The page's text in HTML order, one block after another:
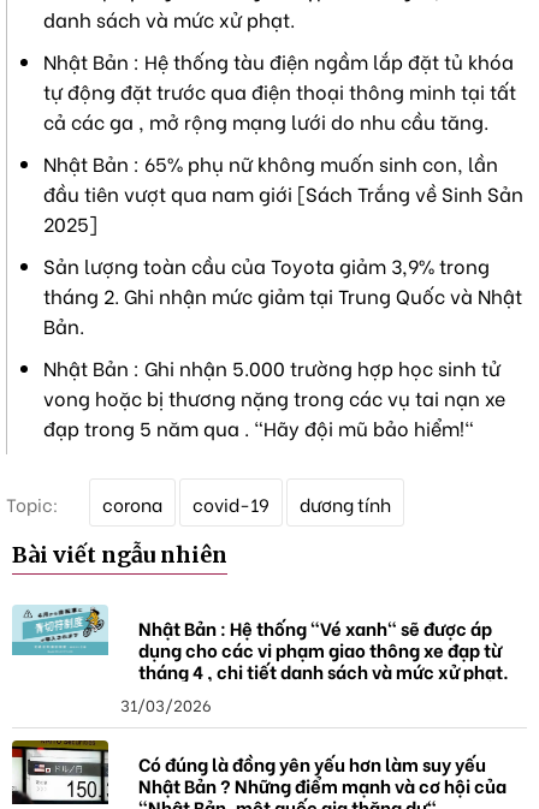
danh sách và mức xử phạt.
Nhật Bản : Hệ thống tàu điện ngầm lắp đặt tủ khóa
tự động đặt trước qua điện thoại thông minh tại tất
cả các ga , mở rộng mạng lưới do nhu cầu tăng.
Nhật Bản : 65% phụ nữ không muốn sinh con, lần
đầu tiên vượt qua nam giới [Sách Trắng về Sinh Sản
2025]
Sản lượng toàn cầu của Toyota giảm 3,9% trong
tháng 2. Ghi nhận mức giảm tại Trung Quốc và Nhật
Bản.
Nhật Bản : Ghi nhận 5.000 trường hợp học sinh tử
vong hoặc bị thương nặng trong các vụ tai nạn xe
đạp trong 5 năm qua . "Hãy đội mũ bảo hiểm!"
Topic:
h
a
corona covid-19 dương tính
Bài viết ngẫu nhiên
Nhật Bản : Hệ thống "Vé xanh" sẽ được áp
dụng cho các vi phạm giao thông xe đạp từ
tháng 4 , chi tiết danh sách và mức xử phạt.
31/03/2026
Có đúng là đồng yên yếu hơn làm suy yếu
Nhật Bản ? Những điểm mạnh và cơ hội của